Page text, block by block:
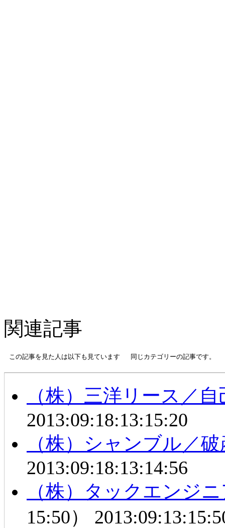
関連記事
この記事を見た人は以下も見ています 同じカテゴリーの記事です。
（株）三洋リース／
2013:09:18:13:15:20
（株）シャンブル／
2013:09:18:13:14:56
（株）タックエンジ
15:50）